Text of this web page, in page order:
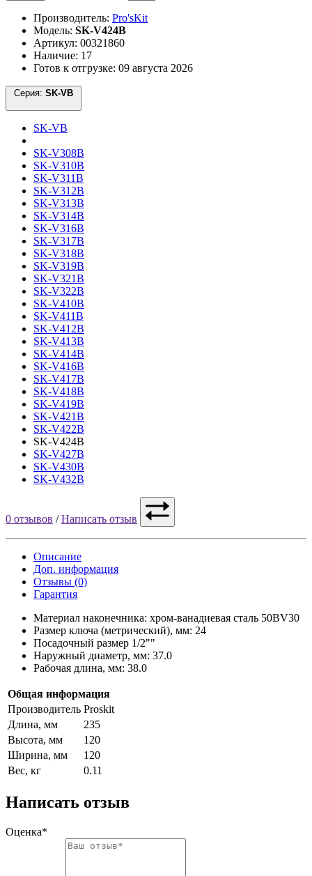
Производитель: Pro'sKit
Модель: SK-V424B
Артикул: 00321860
Наличие: 17
Готов к отгрузке: 09 августа 2026
Серия:
SK-VB
SK-V308B
SK-V310B
SK-V311B
SK-V312B
SK-V313B
SK-V314B
SK-V316B
SK-V317B
SK-V318B
SK-V319B
SK-V321B
SK-V322B
SK-V410B
SK-V411B
SK-V412B
SK-V413B
SK-V414B
SK-V416B
SK-V417B
SK-V418B
SK-V419B
SK-V421B
SK-V422B
SK-V424B
SK-V427B
SK-V430B
SK-V432B
0 отзывов /Написать отзыв
Описание
Доп. информация
Отзывы (0)
Гарантия
Материал наконечника: хром-ванадиевая сталь 50BV30
Размер ключа (метрический), мм: 24
Посадочный размер 1/2""
Наружный диаметр, мм: 37.0
Рабочая длина, мм: 38.0
Общая информация
Производитель Proskit
Длина, мм
235
Высота, мм
120
Ширина, мм
120
Вес, кг
0.11
Написать отзыв
Оценка*